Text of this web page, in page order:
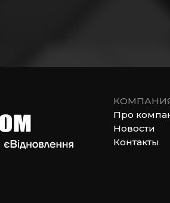
Про
Новости
Контакты